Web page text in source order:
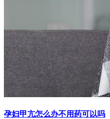
孕妇甲亢怎么办不用药可以吗